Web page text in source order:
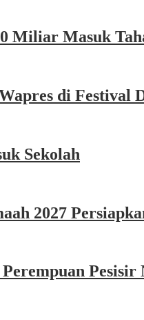
Miliar Masuk
di Festival
Sekolah
2027
Pesisir